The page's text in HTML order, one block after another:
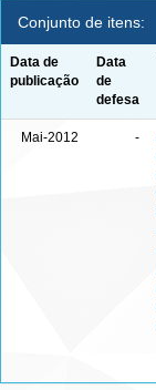
Conjunto de itens:
Data de
publicação
Data
de
defesa
Mai-2012 -